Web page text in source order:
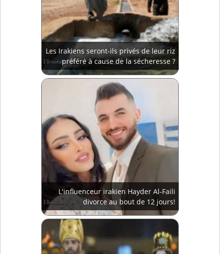
Les Irakiens seront-ils privés de leur riz
préféré à cause de la sécheresse ?
L'influenceur irakien Hayder Al-Faili
divorce au bout de 12 jours!